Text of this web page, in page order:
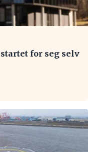
startet for seg selv